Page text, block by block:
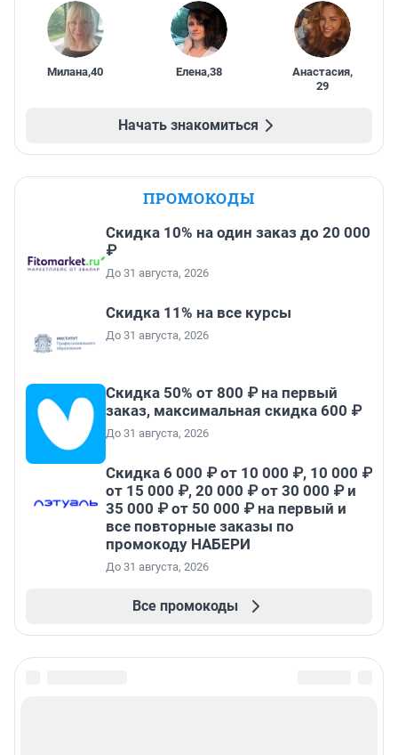
Милана,40 Елена,38 Анастасия,
29
Начать знакомиться
ПРОМОКОДЫ
Скидка 10% на один заказ до 20 000
₽
До 31 августа, 2026
Скидка 11% на все курсы
До 31 августа, 2026
Скидка 50% от 800 ₽ на первый
заказ, максимальная скидка 600 ₽
До 31 августа, 2026
Скидка 6 000 ₽ от 10 000 ₽, 10 000 ₽
от 15 000 ₽, 20 000 ₽ от 30 000 ₽ и
35 000 ₽ от 50 000 ₽ на первый и
все повторные заказы по
промокоду НАБЕРИ
До 31 августа, 2026
Все промокоды